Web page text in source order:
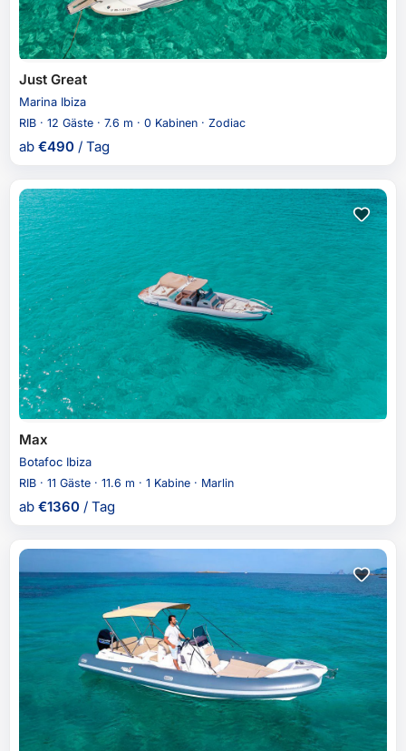
Just Great
Marina Ibiza
RIB · 12 Gäste · 7.6 m · 0 Kabinen · Zodiac
ab €490 / Tag
Max
Botafoc Ibiza
RIB · 11 Gäste · 11.6 m · 1 Kabine · Marlin
ab €1360 / Tag